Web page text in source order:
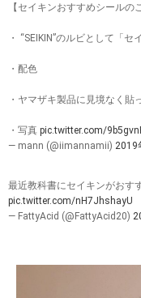
【セイキンおすすめシールの
・ “SEIKIN”のルビとして「
・配色
・ヤマザキ製品に見境なく貼
・写真 pic.twitter.com/
— mann (@iimannamii) 2019
最近教科書にセイキンがおす
pic.twitter.com/nH7JhshayU
— FattyAcid (@FattyAcid20)